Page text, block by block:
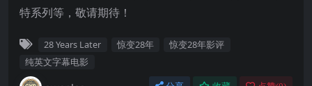
特系列等，敬请期待！
28 Years Later 惊变28年
惊变28年影评
纯英文字幕电影